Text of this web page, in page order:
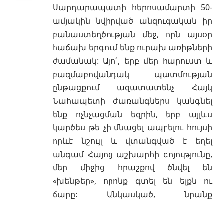
Սարդարապատի հերոսամարտի 50-
ամյակին նվիրված անզուգական իր
բանաստեղծության մեջ, որն այսօր
հաճախ երգում ենք ուրախ առիթների
ժամանակ: Այո´, երբ մեր հարուստ և
բազմաբովանդակ պատմության
ընթացքում ազատատենչ Հայկ
Նահապետի ժառանգներս կանգնել
ենք ոչնչացման եզրին, երբ այլևս
կարծես թե չի մնացել ապրելու հույսի
որևէ նշույլ և վտանգված է եղել
անգամ Հայոց աշխարհի գոյությունը,
մեր միջից հրաշքով ծնվել են
«խենթեր», որոնք գտել են ելքն ու
ճարը: Անկասկած, նրանք